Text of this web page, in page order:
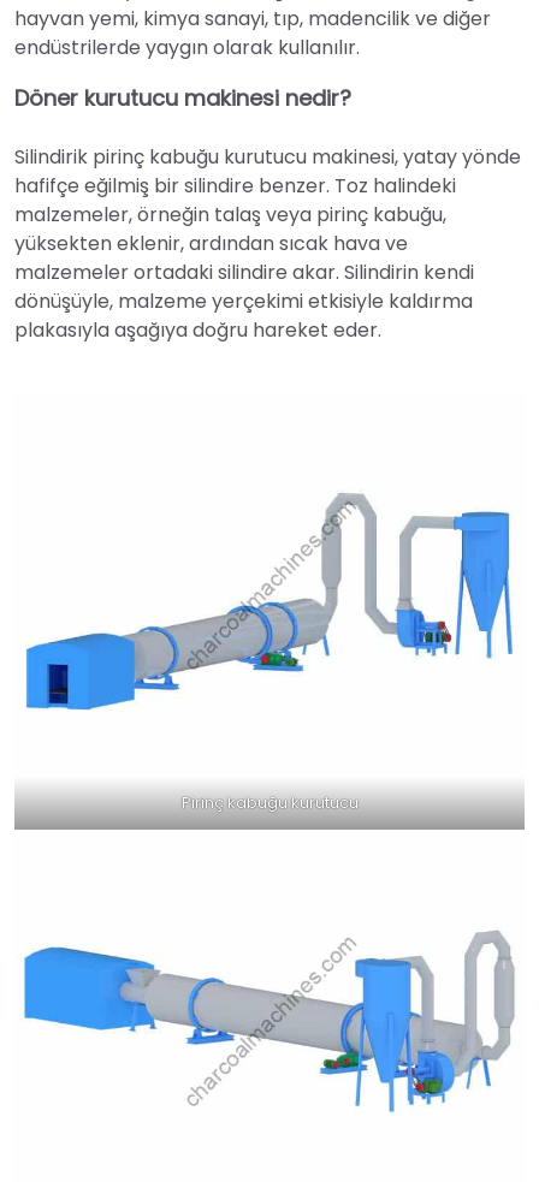
hayvan yemi, kimya sanayi, tıp, madencilik ve diğer
endüstrilerde yaygın olarak kullanılır.
Döner kurutucu makinesi nedir?
Silindirik pirinç kabuğu kurutucu makinesi, yatay yönde
hafifçe eğilmiş bir silindire benzer. Toz halindeki
malzemeler, örneğin talaş veya pirinç kabuğu,
yüksekten eklenir, ardından sıcak hava ve
malzemeler ortadaki silindire akar. Silindirin kendi
dönüşüyle, malzeme yerçekimi etkisiyle kaldırma
plakasıyla aşağıya doğru hareket eder.
Pirinç kabuğu kurutucu